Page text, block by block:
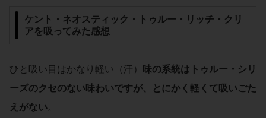
ケント・ネオスティック・トゥルー・リッチ・クリ
アを吸ってみた感想
ひと吸い目はかなり軽い（汗）
味の系統はトゥルー・シリ
ーズのクセのない味わいですが、とにかく軽くて吸いごた
えがない